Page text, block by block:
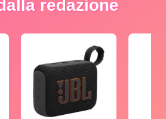
redazione